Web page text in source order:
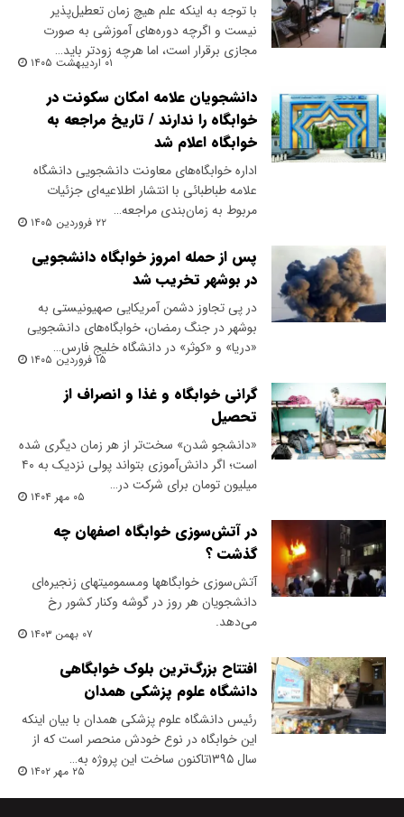
با توجه به اینکه علم هیچ زمان تعطیل‌پذیر
نیست و اگرچه دوره‌های آموزشی به صورت
مجازی برقرار است، اما هرچه زودتر باید…
۰۱ اردیبهشت ۱۴۰۵
دانشجویان علامه امکان سکونت در
خوابگاه را ندارند / تاریخ مراجعه به
خوابگاه اعلام شد
اداره خوابگاه‌های معاونت دانشجویی دانشگاه
علامه طباطبائی با انتشار اطلاعیه‌ای جزئیات
مربوط به زمان‌بندی مراجعه…
۲۲ فروردین ۱۴۰۵
پس از حمله امروز خوابگاه دانشجویی
در بوشهر تخریب شد
در پی تجاوز دشمن آمریکایی صهیونیستی به
بوشهر در جنگ رمضان، خوابگاه‌های دانشجویی
«دریا» و «کوثر» در دانشگاه خلیج فارس…
۱۵ فروردین ۱۴۰۵
گرانی خوابگاه و غذا و انصراف از
تحصیل
«دانشجو شدن» سخت‌تر از هر زمان دیگری شده
است؛ اگر دانش‌آموزی بتواند پولی نزدیک به ۴۰
میلیون تومان برای شرکت در…
۰۵ مهر ۱۴۰۴
در آتش‌سوزی خوابگاه اصفهان چه
گذشت ؟
آتش‌سوزی‌ خوابگاهها و‌مسمومیتهای زنجیره‌ای
دانشجویان هر روز در گوشه و‌کنار کشور رخ
می‌دهد.
۰۷ بهمن ۱۴۰۳
افتتاح بزرگ‌ترین بلوک خوابگاهی
دانشگاه علوم پزشکی همدان
رئیس دانشگاه علوم پزشکی همدان با بیان اینکه
این خوابگاه در نوع خودش منحصر است که از
سال ۱۳۹۵تاکنون ساخت این پروژه به…
۲۵ مهر ۱۴۰۲